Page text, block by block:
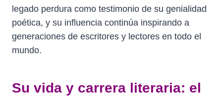
legado perdura como testimonio de su genialidad
poética, y su influencia continúa inspirando a
generaciones de escritores y lectores en todo el
mundo.
Su vida y carrera literaria: el